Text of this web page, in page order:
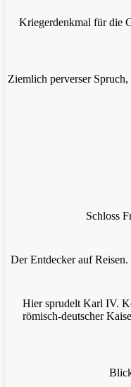
Kriegerdenkmal für die
Ziemlich perverser
Schloss
Der Entdecker auf
Hier sprudelt Karl IV.
römisch-deutscher